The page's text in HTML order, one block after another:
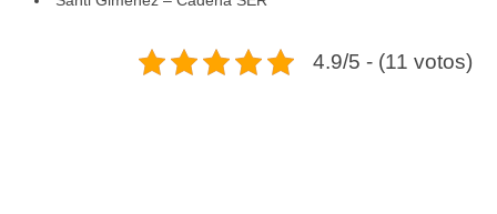
4.9/5 - (11 votos)